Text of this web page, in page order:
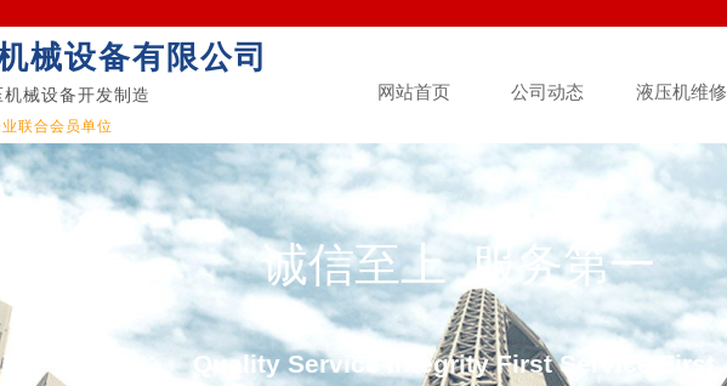
网站首页 公司动态 液压机维修
械设备开发制造
械设备有限公司
联合会员单位
诚信至上 服务第一
Quality Service Integrity First Service First